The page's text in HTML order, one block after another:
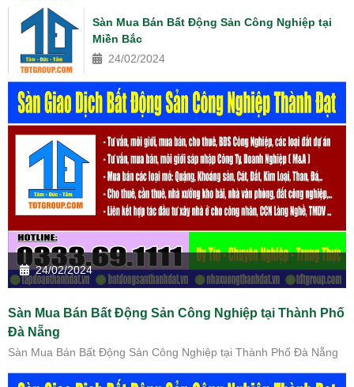
Sàn Mua Bán Bất Động Sản Công Nghiệp tại
Miền Bắc
24/02/2024
24/02/2024
Sàn Mua Bán Bất Động Sản Công Nghiệp tại Thành Phố
Đà Nẵng
Sàn Mua Bán Bất Động Sản Công Nghiệp tại Thành Phố Đà Nẵng